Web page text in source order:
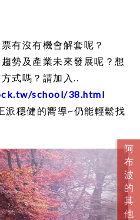
有沒有機會解套呢？
勢及產業未來發展呢？想
式嗎？請加入..
school/38.html
派穩健的嚮導~仍能輕鬆找